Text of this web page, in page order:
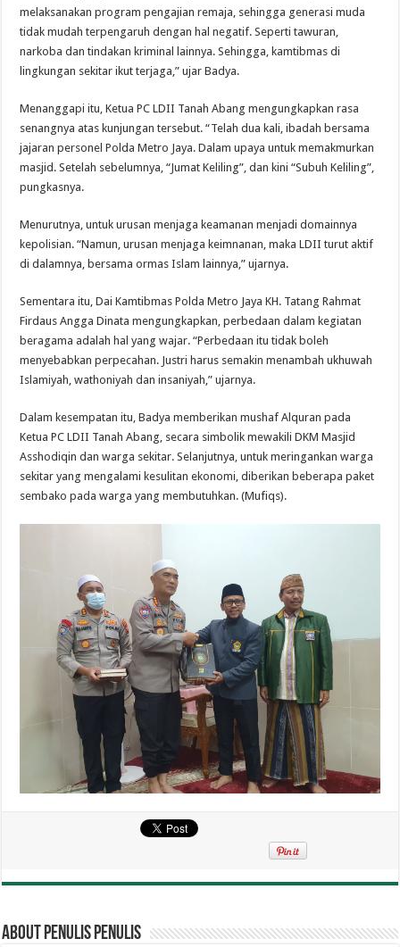
melaksanakan program pengajian remaja, sehingga generasi muda
tidak mudah terpengaruh dengan hal negatif. Seperti tawuran,
narkoba dan tindakan kriminal lainnya. Sehingga, kamtibmas di
lingkungan sekitar ikut terjaga,” ujar Badya.
Menanggapi itu, Ketua PC LDII Tanah Abang mengungkapkan rasa
senangnya atas kunjungan tersebut. “Telah dua kali, ibadah bersama
jajaran personel Polda Metro Jaya. Dalam upaya untuk memakmurkan
masjid. Setelah sebelumnya, “Jumat Keliling”, dan kini “Subuh Keliling”,
pungkasnya.
Menurutnya, untuk urusan menjaga keamanan menjadi domainnya
kepolisian. “Namun, urusan menjaga keimnanan, maka LDII turut aktif
di dalamnya, bersama ormas Islam lainnya,” ujarnya.
Sementara itu, Dai Kamtibmas Polda Metro Jaya KH. Tatang Rahmat
Firdaus Angga Dinata mengungkapkan, perbedaan dalam kegiatan
beragama adalah hal yang wajar. “Perbedaan itu tidak boleh
menyebabkan perpecahan. Justri harus semakin menambah ukhuwah
Islamiyah, wathoniyah dan insaniyah,” ujarnya.
Dalam kesempatan itu, Badya memberikan mushaf Alquran pada
Ketua PC LDII Tanah Abang, secara simbolik mewakili DKM Masjid
Asshodiqin dan warga sekitar. Selanjutnya, untuk meringankan warga
sekitar yang mengalami kesulitan ekonomi, diberikan beberapa paket
sembako pada warga yang membutuhkan. (Mufiqs).
About penulis penulis